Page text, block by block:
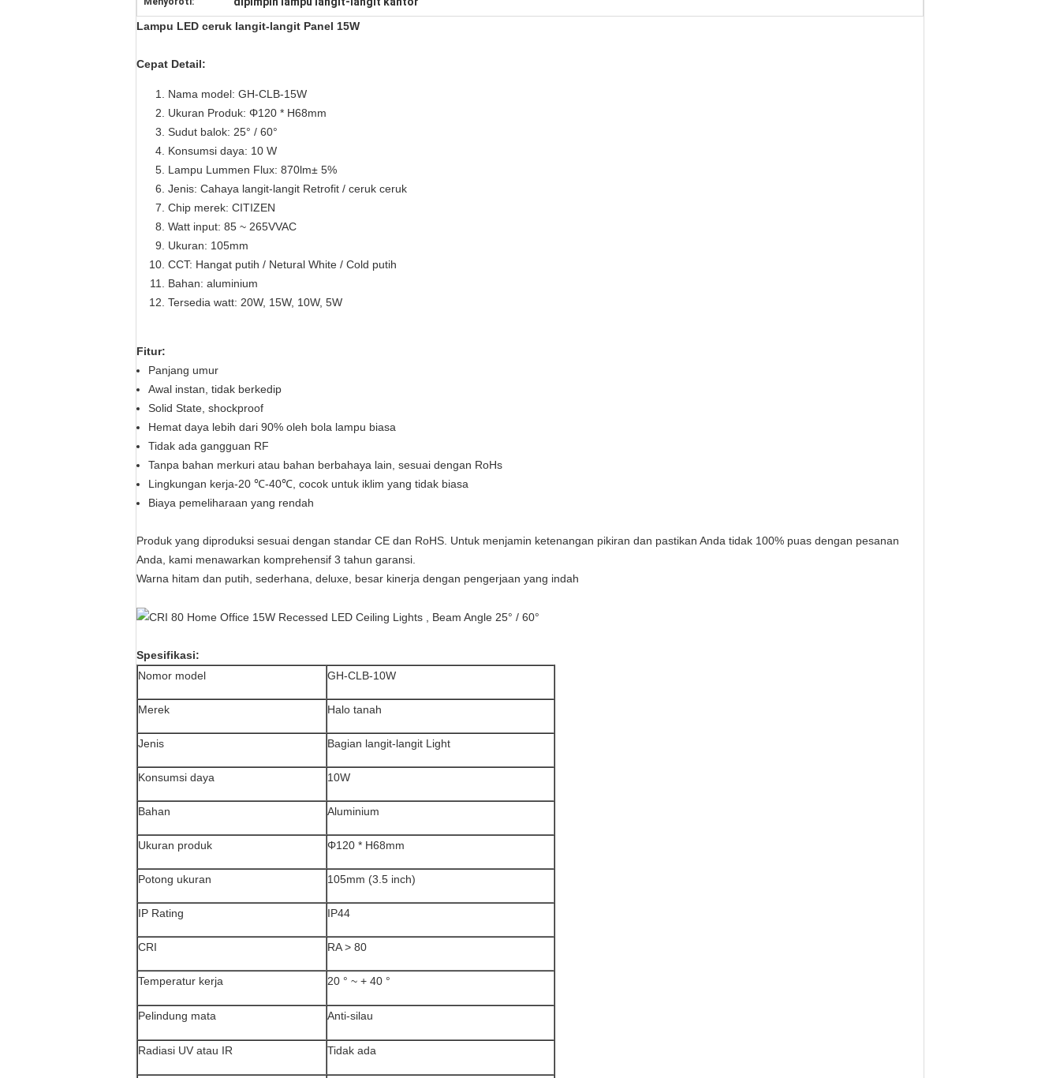
Lampu LED ceruk langit-langit Panel 15W
Cepat Detail:
Nama model: GH-CLB-15W
Ukuran Produk: Φ120 * H68mm
Sudut balok: 25° / 60°
Konsumsi daya: 10 W
Lampu Lummen Flux: 870lm± 5%
Jenis: Cahaya langit-langit Retrofit / ceruk ceruk
Chip merek: CITIZEN
Watt input: 85 ~ 265VVAC
Ukuran: 105mm
CCT: Hangat putih / Netural White / Cold putih
Bahan: aluminium
Tersedia watt: 20W, 15W, 10W, 5W
Fitur:
Panjang umur
Awal instan, tidak berkedip
Solid State, shockproof
Hemat daya lebih dari 90% oleh bola lampu biasa
Tidak ada gangguan RF
Tanpa bahan merkuri atau bahan berbahaya lain, sesuai dengan RoHs
Lingkungan kerja-20 ℃-40℃, cocok untuk iklim yang tidak biasa
Biaya pemeliharaan yang rendah
Produk yang diproduksi sesuai dengan standar CE dan RoHS. Untuk menjamin ketenangan pikiran dan pastikan Anda tidak 100% puas dengan pesanan
Anda, kami menawarkan komprehensif 3 tahun garansi.
Warna hitam dan putih, sederhana, deluxe, besar kinerja dengan pengerjaan yang indah
Spesifikasi:
Nomor model
GH-CLB-10W
Merek Halo tanah
Jenis Bagian langit-langit Light
Konsumsi daya 10W
Bahan Aluminium
Ukuran produk Φ120 * H68mm
Potong ukuran 105mm (3.5 inch)
IP Rating IP44
CRI RA > 80
Temperatur kerja 20 ° ~ + 40 °
Pelindung mata Anti-silau
Radiasi UV atau IR Tidak ada